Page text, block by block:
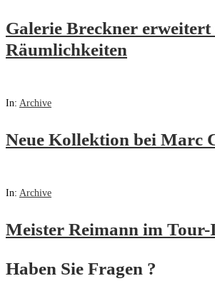
Galerie Breckner erweitert
Räumlichkeiten
In: Archive
Neue Kollektion bei Marc
In: Archive
Meister Reimann im
Haben Sie Fragen ?